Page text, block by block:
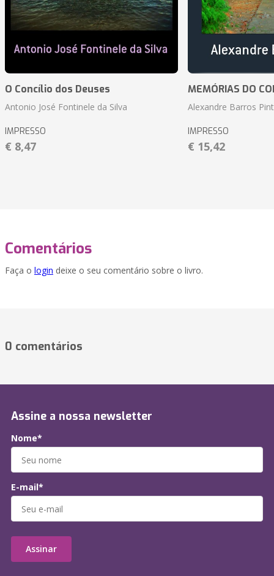
O Concílio dos Deuses
Antonio José Fontinele da Silva
IMPRESSO
€ 8,47
MEMÓRIAS DO
Alexandre Barros
IMPRESSO
€ 15,42
Comentários
Faça o login deixe o seu comentário sobre o livro.
0 comentários
Assine a nossa newsletter
Nome*
E-mail*
Assinar